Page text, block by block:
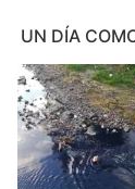
UN DÍA